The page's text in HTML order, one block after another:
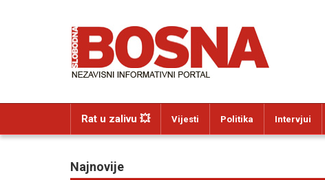
Rat u zalivu 💥 Vijesti Politika Intervjui
Najnovije